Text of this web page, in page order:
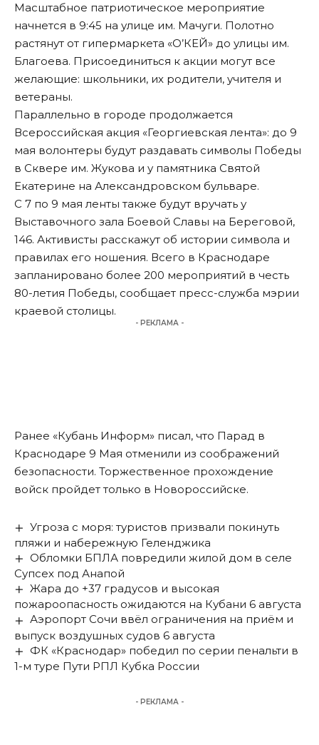
Масштабное патриотическое мероприятие
начнется в 9:45 на улице им. Мачуги. Полотно
растянут от гипермаркета «О’КЕЙ» до улицы им.
Благоева. Присоединиться к акции могут все
желающие: школьники, их родители, учителя и
ветераны.
Параллельно в городе продолжается
Всероссийская акция «Георгиевская лента»: до 9
мая волонтеры будут раздавать символы Победы
в Сквере им. Жукова и у памятника Святой
Екатерине на Александровском бульваре.
С 7 по 9 мая ленты также будут вручать у
Выставочного зала Боевой Славы на Береговой,
146. Активисты расскажут об истории символа и
правилах его ношения. Всего в Краснодаре
запланировано более 200 мероприятий в честь
80-летия Победы, сообщает пресс-служба мэрии
краевой столицы.
- РЕКЛАМА -
Ранее «Кубань Информ» писал, что Парад в
Краснодаре 9 Мая отменили из соображений
безопасности. Торжественное прохождение
войск пройдет только в Новороссийске.
Угроза с моря: туристов призвали покинуть
пляжи и набережную Геленджика
Обломки БПЛА повредили жилой дом в селе
Супсех под Анапой
Жара до +37 градусов и высокая
пожароопасность ожидаются на Кубани 6 августа
Аэропорт Сочи ввёл ограничения на приём и
выпуск воздушных судов 6 августа
ФК «Краснодар» победил по серии пенальти в
1-м туре Пути РПЛ Кубка России
- РЕКЛАМА -